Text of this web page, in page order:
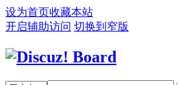
设为首页收藏本站
开启辅助访问 切换到窄版